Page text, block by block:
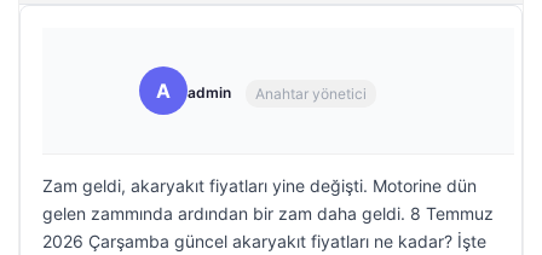
A admin Anahtar yönetici
Zam geldi, akaryakıt fiyatları yine değişti. Motorine dün
gelen zammında ardından bir zam daha geldi. 8 Temmuz
2026 Çarşamba güncel akaryakıt fiyatları ne kadar? İşte